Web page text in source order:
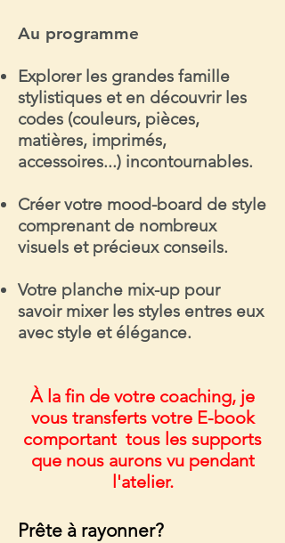
Au programme
Explorer les grandes famille
stylistiques et en découvrir les
codes (couleurs, pièces,
matières, imprimés,
accessoires...) incontournables.
Créer votre mood-board de style
comprenant de nombreux
visuels et précieux conseils.
Votre planche mix-up pour
savoir mixer les styles entres eux
avec style et élégance.
À la fin de votre coaching, je
vous transferts votre E-book
comportant tous les supports
que nous aurons vu pendant
l'atelier.
Prête à rayonner?